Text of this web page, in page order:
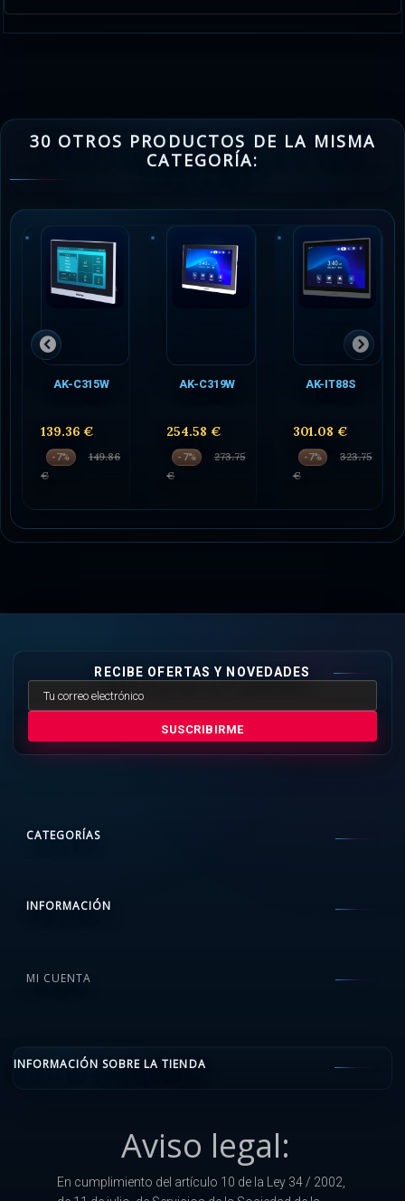
30 OTROS PRODUCTOS DE LA MISMA
CATEGORÍA:
AK-C315W
139.36 €
-7%
149.86
€
AK-C319W
254.58 €
-7%
273.75
€
AK-IT88S
301.08 €
-7%
323.75
€
RECIBE OFERTAS Y NOVEDADES
SUSCRIBIRME
CATEGORÍAS
INFORMACIÓN
MI CUENTA
INFORMACIÓN SOBRE LA TIENDA
Aviso legal:
En cumplimiento del artículo 10 de la Ley 34 / 2002,